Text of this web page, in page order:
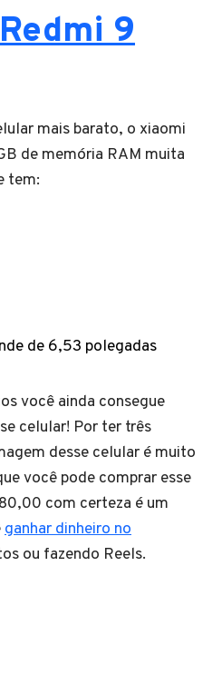
9
mais barato, o xiaomi
de memória RAM muita
tem:
de 6,53 polegadas
você ainda consegue
celular! Por ter três
desse celular é muito
você pode comprar esse
com certeza é um
ganhar dinheiro no
ou fazendo Reels.